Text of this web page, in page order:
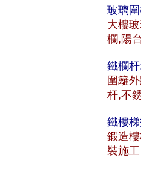
玻璃
大樓
欄,陽
鐵欄
圍籬
杆,不
鐵樓
鍛造
裝施工